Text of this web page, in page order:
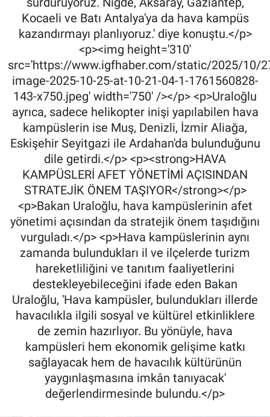
Kocaeli ve Batı Antalya'ya da hava kampüs
kazandırmayı planlıyoruz.' diye konuştu.</p>
<p><img height='310'
src='https://www.igfhaber.com/static/2025/10/
image-2025-10-25-at-10-21-04-1-1761560828-
143-x750.jpeg' width='750' /></p> <p>Uraloğlu
ayrıca, sadece helikopter inişi yapılabilen hava
kampüslerin ise Muş, Denizli, İzmir Aliağa,
Eskişehir Seyitgazi ile Ardahan'da bulunduğunu
dile getirdi.</p> <p><strong>HAVA
KAMPÜSLERİ AFET YÖNETİMİ AÇISINDAN
STRATEJİK ÖNEM TAŞIYOR</strong></p>
<p>Bakan Uraloğlu, hava kampüslerinin afet
yönetimi açısından da stratejik önem taşıdığını
vurguladı.</p> <p>Hava kampüslerinin aynı
zamanda bulundukları il ve ilçelerde turizm
hareketliliğini ve tanıtım faaliyetlerini
destekleyebileceğini ifade eden Bakan
Uraloğlu, 'Hava kampüsler, bulundukları illerde
havacılıkla ilgili sosyal ve kültürel etkinliklere
de zemin hazırlıyor. Bu yönüyle, hava
kampüsleri hem ekonomik gelişime katkı
sağlayacak hem de havacılık kültürünün
yaygınlaşmasına imkân tanıyacak'
değerlendirmesinde bulundu.</p>